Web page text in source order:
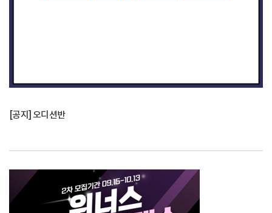
[공지] 오디션반